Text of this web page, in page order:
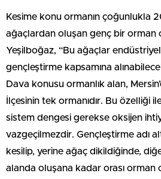
Kesime konu ormanın çoğunlukla
ağaçlardan oluşan genç bir orman
Yeşilboğaz, “Bu ağaçlar
gençleştirme kapsamına
Dava konusu ormanlık alan,
İlçesinin tek ormanıdır. Bu özelliği
sistem dengesi gerekse oksijen
vazgeçilmezdir. Gençleştirme adı
kesilip, yerine ağaç dikildiğinde,
alanda oluşana kadar orası orman